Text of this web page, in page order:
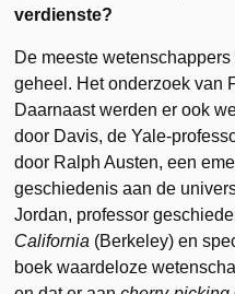
verdienste?
De meeste
geheel. Het onderzoek van
Daarnaast werden er ook
door Davis, de Yale-
door Ralph Austen, een
geschiedenis aan de
Jordan, professor
California (Berkeley) en
boek waardeloze